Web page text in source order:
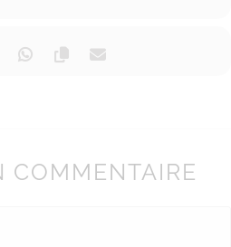
COMMENTAIRE